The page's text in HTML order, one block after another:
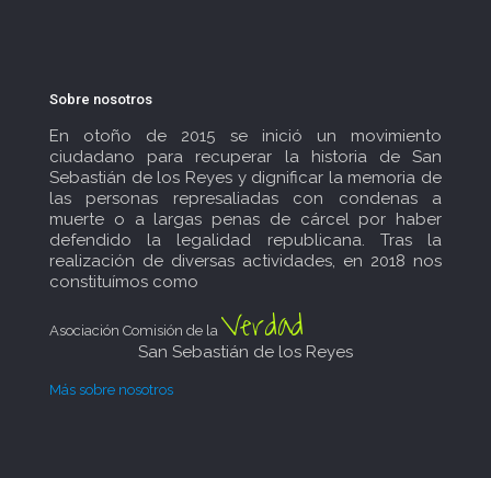
Sobre nosotros
En otoño de 2015 se inició un movimiento
ciudadano para recuperar la historia de San
Sebastián de los Reyes y dignificar la memoria de
las personas represaliadas con condenas a
muerte o a largas penas de cárcel por haber
defendido la legalidad republicana. Tras la
realización de diversas actividades, en 2018 nos
constituímos como
Asociación Comisión de la Verdad
San Sebastián de los Reyes
Más sobre nosotros